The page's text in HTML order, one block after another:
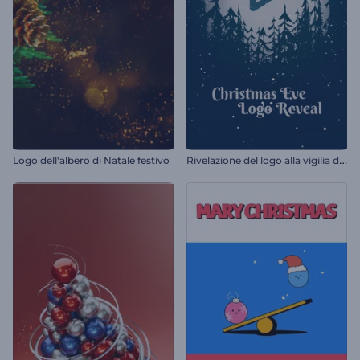
Logo dell'albero di Natale festivo R
ivelazione del logo alla vigilia di Natale